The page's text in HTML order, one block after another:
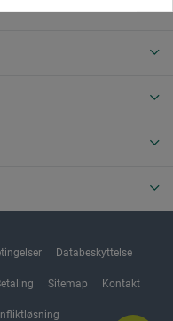
Databeskyttelse
Sitemap Kontakt